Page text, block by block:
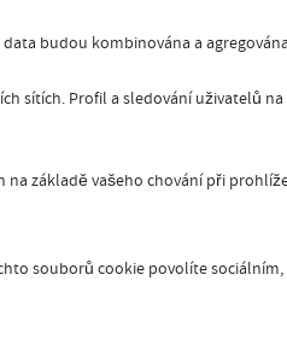
budou kombinována a
sítích. Profil a sledování uživatelů
základě vašeho chování při
souborů cookie povolíte